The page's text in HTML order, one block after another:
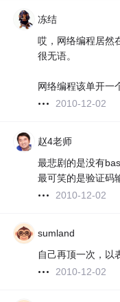
冻结
哎，网络编程居然
很无语。
网络编程该单开一
2010-12-02
赵4老师
最悲剧的是没有
最可笑的是验证码
2010-12-02
sumland
自己再顶一次，以
2010-12-02